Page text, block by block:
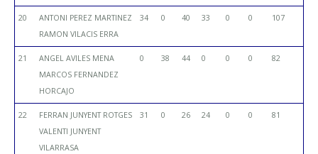
20
ANTONI PEREZ MARTINEZ
RAMON VILACIS ERRA
34 0 40 33 0 0 107
21
ANGEL AVILES MENA
MARCOS FERNANDEZ
HORCAJO
0 38 44 0 0 0 82
22
FERRAN JUNYENT ROTGES
VALENTI JUNYENT
VILARRASA
31 0 26 24 0 0 81